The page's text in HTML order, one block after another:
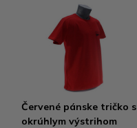
Červené pánske tričko s
okrúhlym výstrihom